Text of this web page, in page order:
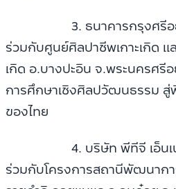
3. ธนาคารกรุงศรีอยุธ
ร่วมกับศูนย์ศิลปาชีพเกาะเกิด แ
เกิด อ.บางปะอิน จ.พระนครศรี
การศึกษาเชิงศิลปวัฒนธรรม
ของไทย
4. บริษัท พีทีจี เอ็นเนอ
ร่วมกับโครงการสถานีพัฒนาก